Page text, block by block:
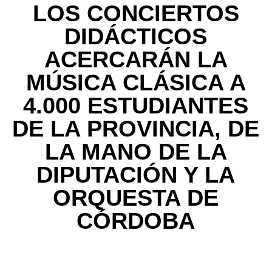
LOS CONCIERTOS
DIDÁCTICOS
ACERCARÁN LA
MÚSICA CLÁSICA A
4.000 ESTUDIANTES
DE LA PROVINCIA, DE
LA MANO DE LA
DIPUTACIÓN Y LA
ORQUESTA DE
CÓRDOBA